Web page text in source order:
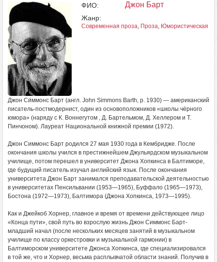
ФИО: Джон Барт
Жанр:
Современная проза, Проза, Юмористическая
Джон Си́ммонс Барт (англ. John Simmons Barth, р. 1930) — американский
писатель-постмодернист, один из основоположников «школы чёрного
юмора» (наряду с К. Воннегутом , Д. Бартельмом, Д. Хеллером и Т.
Пинчоном). Лауреат Национальной книжной премии (1972).
Джон Симмонс Барт родился 27 мая 1930 года в Кембридже. После
окончания школы учился в престижнейшем Джульярдском музыкальном
училище, потом перешел в университет Джона Хопкинса в Балтиморе,
где будущий писатель изучал английский язык. После окончания
университета Джон Барт занимался преподавательской деятельностью
в университетах Пенсильвании (1953—1965), Буффало (1965—1973),
Бостона (1972—1973), Балтимора (Джона Хопкинса, 1973—1995).
Как и Джейкоб Хорнер, главное и время от времени действующее лицо
«Конца пути», свой путь во взрослую жизнь Джон Симмонс Барт-
младший начал (после нескольких месяцев занятий в музыкальном
училище по классу оркестровки и музыкальной гармонии) в
Балтиморском университете Джонса Хопкинса, где специализировался
в той же, что и Хорнер, весьма расплывчатой области знаний. Получив в